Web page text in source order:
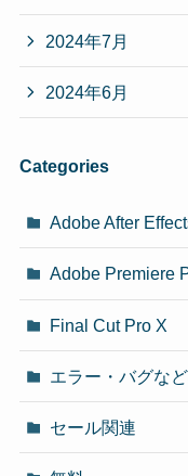
2024年7月
2024年6月
Categories
Adobe After
Adobe Premiere
Final Cut Pro X
エラー・バグな
セール関連